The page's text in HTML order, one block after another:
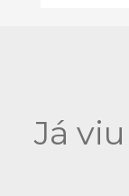
Já